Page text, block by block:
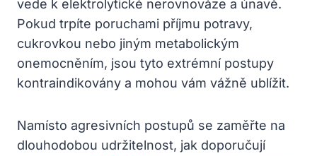
vede k elektrolytické nerovnováze a únavě.
Pokud trpíte poruchami příjmu potravy,
cukrovkou nebo jiným metabolickým
onemocněním, jsou tyto extrémní postupy
kontraindikovány a mohou vám vážně ublížit.
Namísto agresivních postupů se zaměřte na
dlouhodobou udržitelnost, jak doporučují